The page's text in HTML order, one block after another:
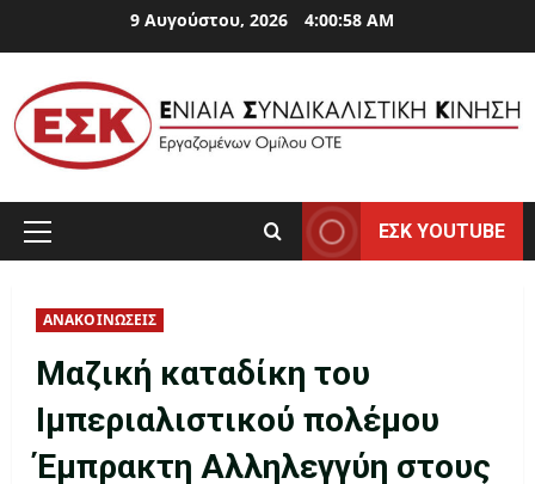
to
content
9 Αυγούστου, 2026 4:00:59 AM
Primary
ΕΣΚ YOUTUBE
ΑΝΑΚΟΙΝΩΣΕΙΣ
Μαζική καταδίκη του
Ιμπεριαλιστικού πολέμου
Έμπρακτη Αλληλεγγύη στους